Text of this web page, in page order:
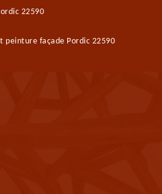
22590
peinture façade Pordic 22590